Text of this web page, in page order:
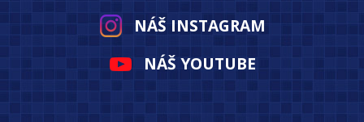
NÁŠ INSTAGRAM
NÁŠ YOUTUBE